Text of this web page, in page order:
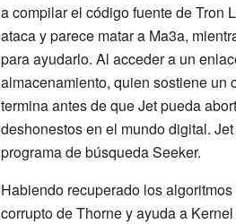
a compilar el código fuente de Tron
ataca y parece matar a Ma3a,
para ayudarlo. Al acceder a un
almacenamiento, quien sostiene un
termina antes de que Jet pueda
deshonestos en el mundo digital.
programa de búsqueda Seeker.
Habiendo recuperado los
corrupto de Thorne y ayuda a